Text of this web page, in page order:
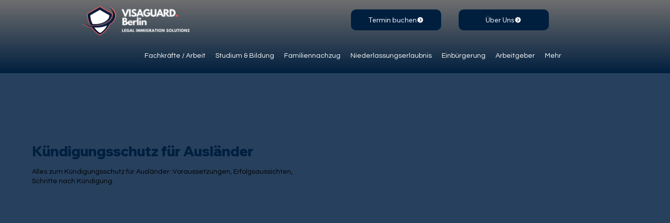
Fachkräfte / Arbeit Studium & Bildung Familiennachzug Niederlassungserlaubnis Einbürgerung Arbeitgeber Mehr
Termin buchen Über Uns
Kündigungsschutz für Ausländer
Alles zum Kündigungsschutz für Ausländer: Voraussetzungen, Erfolgsaussichten,
Schritte nach Kündigung.